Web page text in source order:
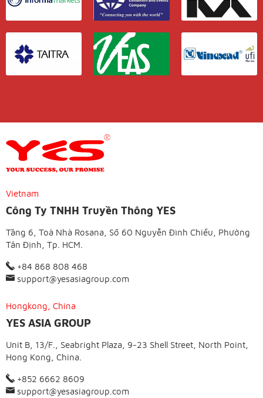
Vietnam
Công Ty TNHH Truyền Thông YES
Tầng 6, Toà Nhà Rosana, Số 60 Nguyễn Đình Chiểu, Phường
Tân Định, Tp. HCM.
+84 868 808 468
support@yesasiagroup.com
Hongkong, China
YES ASIA GROUP
Unit B, 13/F., Seabright Plaza, 9-23 Shell Street, North Point,
Hong Kong, China.
+852 6662 8609
support@yesasiagroup.com